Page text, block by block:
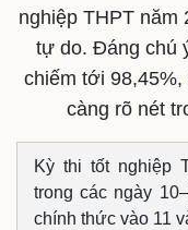
nghiệp THPT năm
tự do. Đáng chú
chiếm tới
càng rõ nét
Kỳ thi tốt nghiệp
trong các ngày
chính thức vào 11